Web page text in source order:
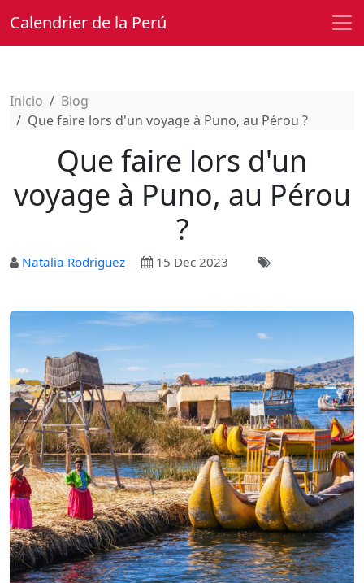
Calendrier de la Perú
Inicio
Blog
Que faire lors d'un voyage à Puno, au Pérou ?
Que faire lors d'un
voyage à Puno, au Pérou
?
Natalia Rodriguez 15 Dec 2023